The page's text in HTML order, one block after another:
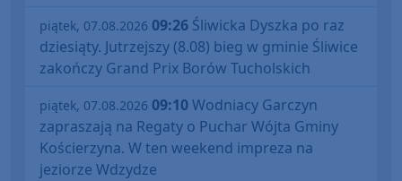
piątek, 07.08.2026 09:26 Śliwicka Dyszka po raz
dziesiąty. Jutrzejszy (8.08) bieg w gminie Śliwice
zakończy Grand Prix Borów Tucholskich
piątek, 07.08.2026 09:10Wodniacy Garczyn
zapraszają na Regaty o Puchar Wójta Gminy
Kościerzyna. W ten weekend impreza na
jeziorze Wdzydze